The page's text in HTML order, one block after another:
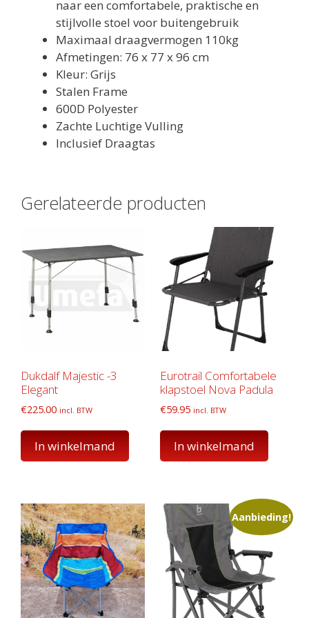
naar een comfortabele, praktische en
stijlvolle stoel voor buitengebruik
Maximaal draagvermogen 110kg
Afmetingen: 76 x 77 x 96 cm
Kleur: Grijs
Stalen Frame
600D Polyester
Zachte Luchtige Vulling
Inclusief Draagtas
Gerelateerde producten
Dukdalf Majestic -3
Elegant
€225.00 incl. BTW
In winkelmand
Eurotrail Comfortabele
klapstoel Nova Padula
€59.95 incl. BTW
In winkelmand
Aanbieding!